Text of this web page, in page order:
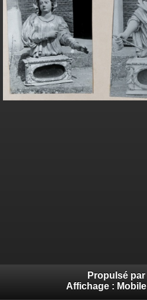
Propulsé par
Affichage : Mobile